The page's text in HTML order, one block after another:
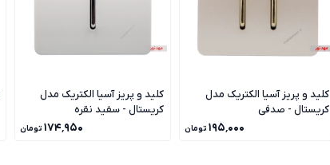
کلید و پریز آسیا الکتریک مدل
کریستال - صدفی
۱۹۵٬۰۰۰ تومان
کلید و پریز آسیا الکتریک مدل
کریستال - سفید نقره
۱۷۴٬۹۵۰ تومان